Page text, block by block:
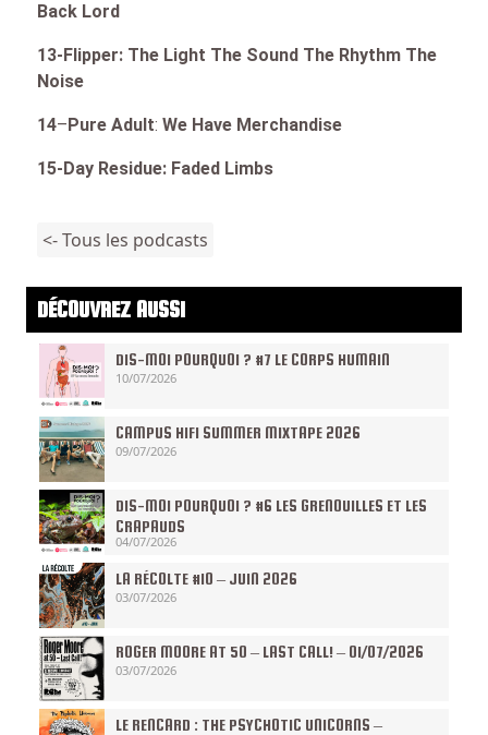
Back Lord
13-Flipper: The Light The Sound The Rhythm The
Noise
14–Pure Adult: We Have Merchandise
15-Day Residue: Faded Limbs
<- Tous les podcasts
DÉCOUVREZ AUSSI
DIS-MOI POURQUOI ? #7 LE CORPS HUMAIN
10/07/2026
CAMPUS HIFI SUMMER MIXTAPE 2026
09/07/2026
DIS-MOI POURQUOI ? #6 LES GRENOUILLES ET LES
CRAPAUDS
04/07/2026
LA RÉCOLTE #10 – JUIN 2026
03/07/2026
ROGER MOORE AT 50 – LAST CALL! – 01/07/2026
03/07/2026
LE RENCARD : THE PSYCHOTIC UNICORNS –